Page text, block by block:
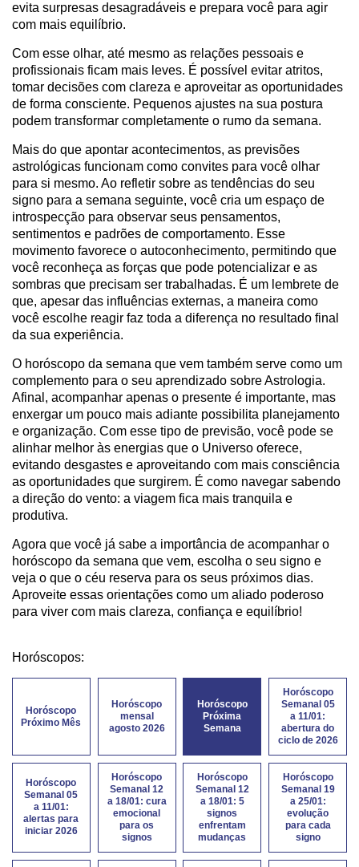
evita surpresas desagradáveis e prepara você para agir
com mais equilíbrio.
Com esse olhar, até mesmo as relações pessoais e
profissionais ficam mais leves. É possível evitar atritos,
tomar decisões com clareza e aproveitar as oportunidades
de forma consciente. Pequenos ajustes na sua postura
podem transformar completamente o rumo da semana.
Mais do que apontar acontecimentos, as previsões
astrológicas funcionam como convites para você olhar
para si mesmo. Ao refletir sobre as tendências do seu
signo para a semana seguinte, você cria um espaço de
introspecção para observar seus pensamentos,
sentimentos e padrões de comportamento. Esse
movimento favorece o autoconhecimento, permitindo que
você reconheça as forças que pode potencializar e as
sombras que precisam ser trabalhadas. É um lembrete de
que, apesar das influências externas, a maneira como
você escolhe reagir faz toda a diferença no resultado final
da sua experiência.
O horóscopo da semana que vem também serve como um
complemento para o seu aprendizado sobre Astrologia.
Afinal, acompanhar apenas o presente é importante, mas
enxergar um pouco mais adiante possibilita planejamento
e organização. Com esse tipo de previsão, você pode se
alinhar melhor às energias que o Universo oferece,
evitando desgastes e aproveitando com mais consciência
as oportunidades que surgirem. É como navegar sabendo
a direção do vento: a viagem fica mais tranquila e
produtiva.
Agora que você já sabe a importância de acompanhar o
horóscopo da semana que vem, escolha o seu signo e
veja o que o céu reserva para os seus próximos dias.
Aproveite essas orientações como um aliado poderoso
para viver com mais clareza, confiança e equilíbrio!
Horóscopos:
Horóscopo
Próximo Mês
Horóscopo
mensal
agosto 2026
Horóscopo
Próxima
Semana
Horóscopo
Semanal 05
a 11/01:
abertura do
ciclo de 2026
Horóscopo
Semanal 05
a 11/01:
alertas para
iniciar 2026
Horóscopo
Semanal 12
a 18/01: cura
emocional
para os
signos
Horóscopo
Semanal 12
a 18/01: 5
signos
enfrentam
mudanças
Horóscopo
Semanal 19
a 25/01:
evolução
para cada
signo